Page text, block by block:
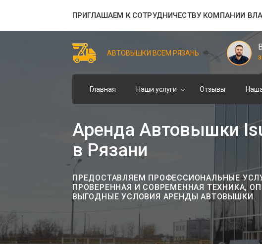
ПРИГЛАШАЕМ К СОТРУДНИЧЕСТВУ КОМПАНИИ
АВТОВЫШКИ ВСЕМ РЯЗАНЬ
Главная Наши услуги Отзывы
Аренда Автовышки
в Рязани
ПРЕДОСТАВЛЯЕМ ПРОФЕССИОНАЛЬНЫЕ
ПРОВЕРЕННАЯ И СОВРЕМЕННАЯ ТЕХНИКА,
ВЫГОДНЫЕ УСЛОВИЯ АРЕНДЫ АВТОВЫШКИ.